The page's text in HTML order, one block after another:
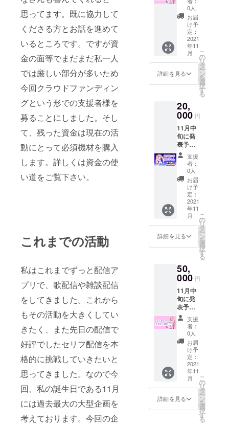
思ってます。既に協力して
くださる方とお話を進めて
いるところです。ですが資
金の面等でまだまだ私一人
では厳しい部分が多いため
今回クラウドファンディン
グという形での支援者様を
募ることにしました。そし
て、残った資金は現在の活
動にとって必須機材を購入
します。詳しくは資金の使
い道をご覧下さい。
これまでの活動
私はこれまでずっと配信ア
プリで、歌配信や雑談配信
をしてきました。これから
もその活動を大きくしてい
きたく、また先日の配信で
好評でしたセリフ配信を本
格的に挑戦していきたいと
思ってきました。なので今
回、私の誕生日である11月
には過去最大の大型企画を
考えております。今回の企
くださ
い。
大型企
画の先
行発表
その企
画発表
後の概
要欄に
て支援
者様の
名前の
掲載 オ
ルセリ
フ配布
(支援者
全員共
通)
discord
の5分間
の個人
通話へ
の招待
概要欄
に名前
を掲載
してく
ださ
い。 ま
た、
会話内
容につ
いてで
すが公
序良俗
に反す
る内
容、法
令に違
反する
内容な
どはお
受けで
きませ
ん。
0人
お届
け予
定：
2021
年11
月
詳細を見る
こ
の
リ
タ
ー
ン
を
選
択
す
る
20,
000 円
11月中
旬に発
表予定
の過去
最大の
大型企
画の先
行発表
その企
画発表
後の概
要欄に
て支援
者様の
名前の
掲載 オ
ルセリ
フ配布
(支援者
それぞ
れ別)
discord
の5分間
の個人
通話へ
の招待
概要欄
に名前
の掲
載、セ
リフの
希望
テーマ
支援
者：
0人
お届
け予
定：
2021
年11
月
詳細を見る
こ
の
リ
タ
ー
ン
を
選
択
す
る
50,
000 円
11月中
旬に発
表予定
の過去
最大の
大型企
画の先
行発表
その企
画発表
後の概
要欄に
て支援
者様の
名前の
掲載 オ
支援
者：
0人
お届
け予
定：
2021
年11
月
詳細を見る
こ
の
リ
タ
ー
ン
を
選
択
す
る